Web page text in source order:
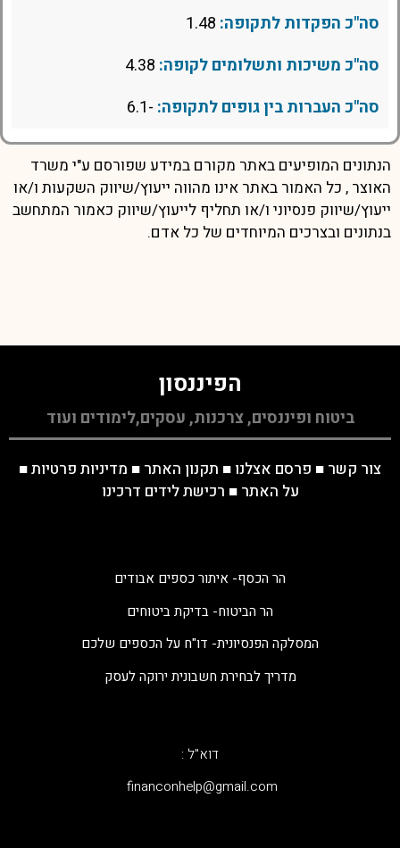
סה"כ הפקדות לתקופה:
סה"כ משיכות ותשלומים לקופה:
סה"כ העברות בין גופים לתקופה: -6.1
הנתונים המופיעים באתר מקורם במידע שפורסם ע"י משרד
האוצר , כל האמור באתר אינו מהווה ייעוץ/שיווק השקעות ו/או
ייעוץ/שיווק פנסיוני ו/או תחליף לייעוץ/שיווק כאמור המתחשב
בנתונים ובצרכים המיוחדים של כל אדם.
הפיננסון
ביטוח ופיננסים, צרכנות, עסקים,לימודים ועוד
צור קשר ■ פרסם אצלנו ■ תקנון האתר ■ מדיניות פרטיות■
על האתר ■ רכישת לידים דרכינו
הר הכסף- איתור כספים אבודים
הר הביטוח- בדיקת ביטוחים
המסלקה הפנסיונית- דו"ח על הכספים שלכם
מדריך לבחירת חשבונית ירוקה לעסק
דוא"ל :
‫financonhelp@gmail.com‬